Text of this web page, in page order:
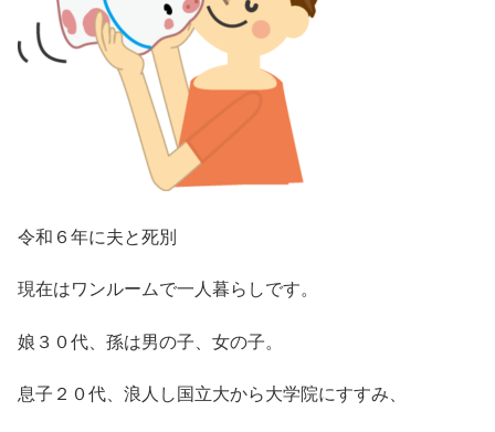
令和６年に夫と死別
現在はワンルームで一人暮らしです。
娘３０代、孫は男の子、女の子。
息子２０代、浪人し国立大から大学院にすすみ、